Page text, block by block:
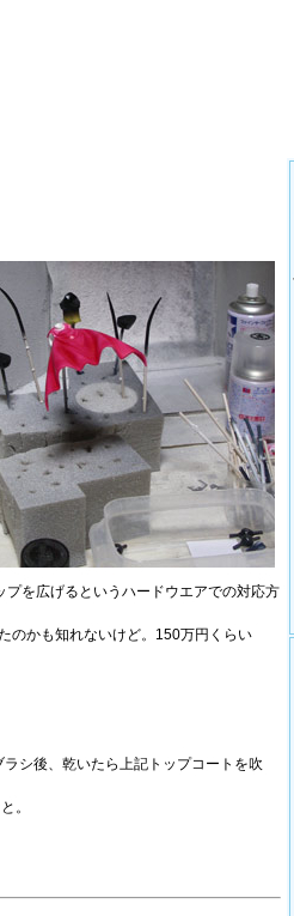
を広げるというハードウエアでの対応方
のかも知れないけど。150万円くらい
シ後、乾いたら上記トップコートを吹
。